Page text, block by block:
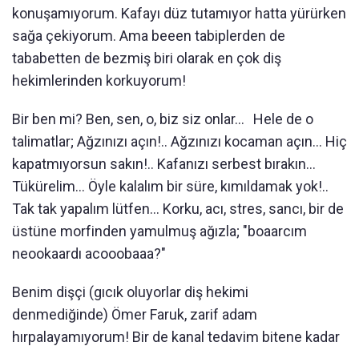
konuşamıyorum. Kafayı düz tutamıyor hatta yürürken
sağa çekiyorum. Ama beeen tabiplerden de
tababetten de bezmiş biri olarak en çok diş
hekimlerinden korkuyorum!
Bir ben mi? Ben, sen, o, biz siz onlar... Hele de o
talimatlar; Ağzınızı açın!.. Ağzınızı kocaman açın... Hiç
kapatmıyorsun sakın!.. Kafanızı serbest bırakın...
Tükürelim... Öyle kalalım bir süre, kımıldamak yok!..
Tak tak yapalım lütfen... Korku, acı, stres, sancı, bir de
üstüne morfinden yamulmuş ağızla; "boaarcım
neookaardı acooobaaa?"
Benim dişçi (gıcık oluyorlar diş hekimi
denmediğinde) Ömer Faruk, zarif adam
hırpalayamıyorum! Bir de kanal tedavim bitene kadar